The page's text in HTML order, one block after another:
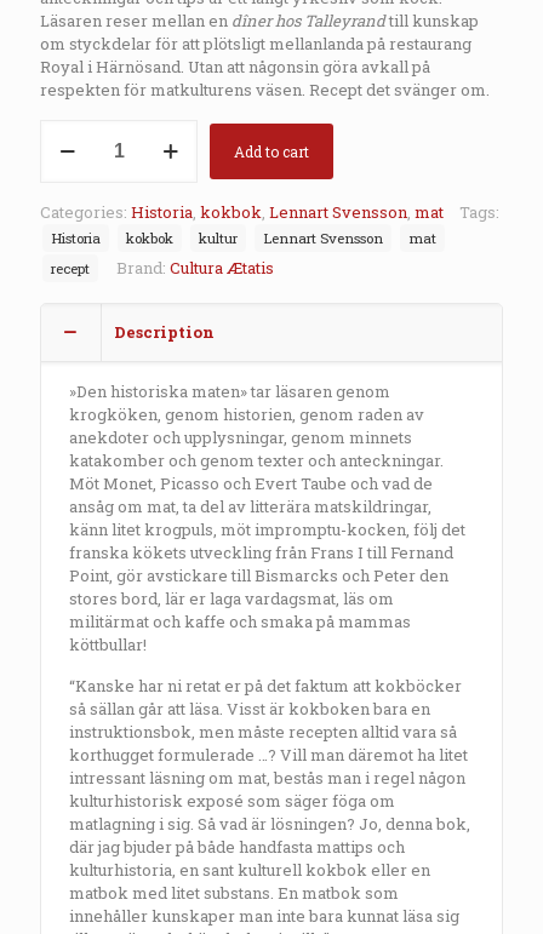
Läsaren reser mellan en dîner hos Talleyrandtill kunskap
om styckdelar för att plötsligt mellanlanda på restaurang
Royal i Härnösand. Utan att någonsin göra avkall på
respekten för matkulturens väsen. Recept det svänger om.
historiska
Add to cart
Categories: Historia, kokbok, Lennart Svensson, mat Tags:
Historia kokbok kultur Lennart Svensson
mat
recept
Brand: Cultura Ætatis
Description
»Den historiska maten» tar läsaren genom
krogköken, genom historien, genom raden av
anekdoter och upplysningar, genom minnets
katakomber och genom texter och anteckningar.
Möt Monet, Picasso och Evert Taube och vad de
ansåg om mat, ta del av litterära matskildringar,
känn litet krogpuls, möt impromptu-kocken, följ det
franska kökets utveckling från Frans I till Fernand
Point, gör avstickare till Bismarcks och Peter den
stores bord, lär er laga vardagsmat, läs om
militärmat och kaffe och smaka på mammas
köttbullar!
“Kanske har ni retat er på det faktum att kokböcker
så sällan går att läsa. Visst är kokboken bara en
instruktionsbok, men måste recepten alltid vara så
korthugget formulerade …? Vill man däremot ha litet
intressant läsning om mat, bestås man i regel någon
kulturhistorisk exposé som säger föga om
matlagning i sig. Så vad är lösningen? Jo, denna bok,
där jag bjuder på både handfasta mattips och
kulturhistoria, en sant kulturell kokbok eller en
matbok med litet substans. En matbok som
innehåller kunskaper man inte bara kunnat läsa sig